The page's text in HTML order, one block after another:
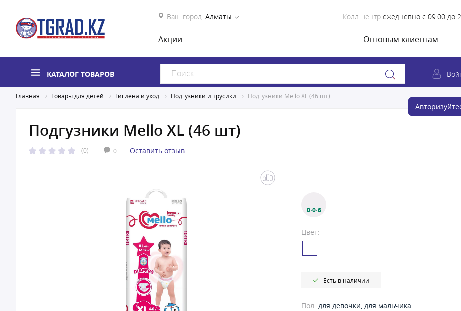
Ваш город: Алматы Колл-центр ежедневно с 09:00 до
Акции Оптовым клиентам
КАТАЛОГ ТОВАРОВ
Главная Товары для детей Гигиена и уход Подгузники и трусики Подгузники Mello XL (46 шт)
Подгузники Mello XL (46 шт)
(0) 0 Оставить отзыв
0·0·6
Цвет:
Есть в наличии
Пол: для девочки, для мальчика